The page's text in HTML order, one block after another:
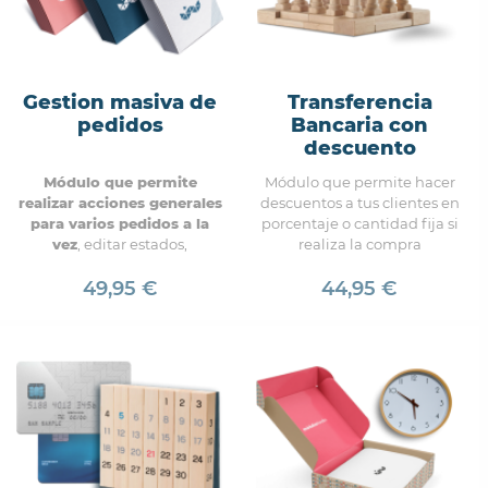
Gestion masiva de
pedidos
Módulo que permite
realizar acciones generales
para varios pedidos a la
vez , editar estados,
contenido de los pedidos o
pedidos de forma masiva.
49,95 €
Transferencia
Bancaria con
descuento
Módulo que permite hacer
descuentos a tus clientes en
porcentaje o cantidad fija si
realiza la compra
bancaria.
44,95 €